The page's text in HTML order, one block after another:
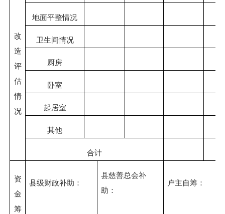
改
造
评
估
情
况
地面平整情况
卫生间情况
厨房
卧室
起居室
其他
合计
资
金
筹
县级财政补助：
县慈善总会补
助：
户主自筹：